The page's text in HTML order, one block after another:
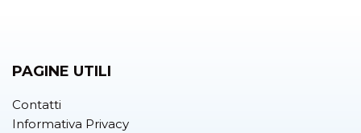
PAGINE UTILI
Contatti
Informativa Privacy